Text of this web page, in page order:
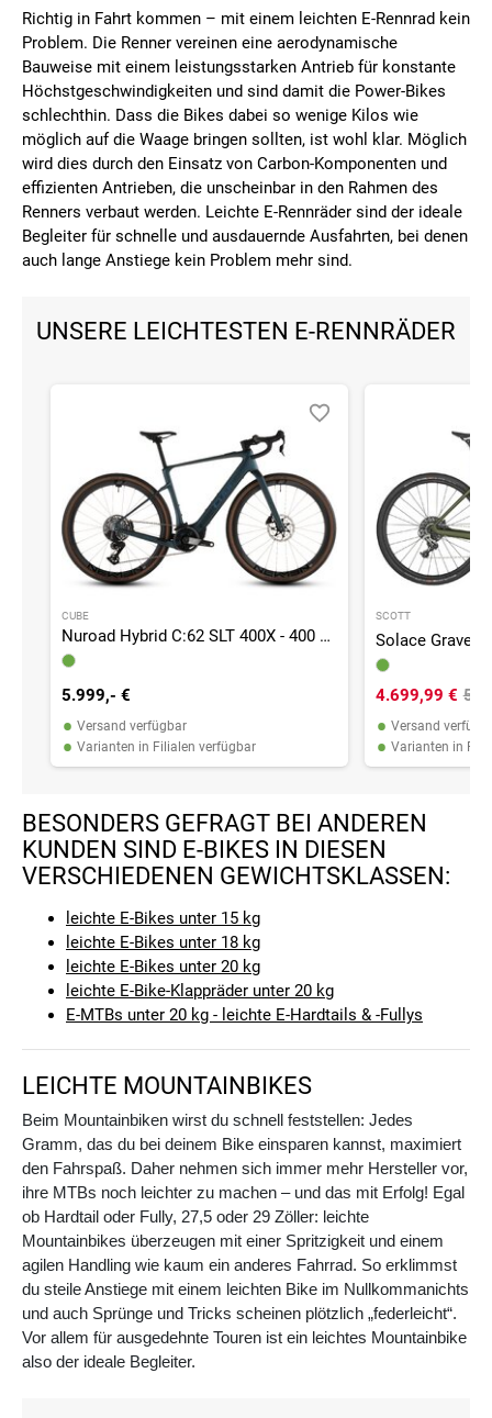
Richtig in Fahrt kommen – mit einem leichten E-Rennrad kein
Problem. Die Renner vereinen eine aerodynamische
Bauweise mit einem leistungsstarken Antrieb für konstante
Höchstgeschwindigkeiten und sind damit die Power-Bikes
schlechthin. Dass die Bikes dabei so wenige Kilos wie
möglich auf die Waage bringen sollten, ist wohl klar. Möglich
wird dies durch den Einsatz von Carbon-Komponenten und
effizienten Antrieben, die unscheinbar in den Rahmen des
Renners verbaut werden. Leichte E-Rennräder sind der ideale
Begleiter für schnelle und ausdauernde Ausfahrten, bei denen
auch lange Anstiege kein Problem mehr sind.
UNSERE LEICHTESTEN E-RENNRÄDER
CUBE
Nuroad Hybrid C:62 SLT 400X - 400 Wh - 28 Zoll - Diamant - 2026
5.999,- €
• Versand verfügbar
• Varianten in Filialen verfügbar
SCOTT
4.699,99 €
• Versand
• Varianten in
BESONDERS GEFRAGT BEI ANDEREN
KUNDEN SIND E-BIKES IN DIESEN
VERSCHIEDENEN GEWICHTSKLASSEN:
leichte E-Bikes unter 15 kg
leichte E-Bikes unter 18 kg
leichte E-Bikes unter 20 kg
leichte E-Bike-Klappräder unter 20 kg
E-MTBs unter 20 kg - leichte E-Hardtails & -Fullys
LEICHTE MOUNTAINBIKES
Beim Mountainbiken wirst du schnell feststellen: Jedes
Gramm, das du bei deinem Bike einsparen kannst, maximiert
den Fahrspaß. Daher nehmen sich immer mehr Hersteller vor,
ihre MTBs noch leichter zu machen – und das mit Erfolg! Egal
ob Hardtail oder Fully, 27,5 oder 29 Zöller: leichte
Mountainbikes überzeugen mit einer Spritzigkeit und einem
agilen Handling wie kaum ein anderes Fahrrad. So erklimmst
du steile Anstiege mit einem leichten Bike im Nullkommanichts
und auch Sprünge und Tricks scheinen plötzlich „federleicht“.
Vor allem für ausgedehnte Touren ist ein leichtes Mountainbike
also der ideale Begleiter.